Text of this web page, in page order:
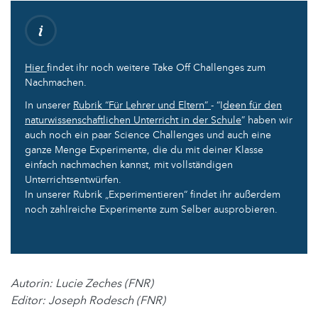
Hier findet ihr noch weitere Take Off Challenges zum
Nachmachen.
In unserer Rubrik “Für Lehrer und Eltern” - “Ideen für den
naturwissenschaftlichen Unterricht in der Schule” haben wir
auch noch ein paar Science Challenges und auch eine
ganze Menge Experimente, die du mit deiner Klasse
einfach nachmachen kannst, mit vollständigen
Unterrichtsentwürfen.
In unserer Rubrik „Experimentieren“ findet ihr außerdem
noch zahlreiche Experimente zum Selber ausprobieren.
Autorin: Lucie Zeches (FNR)
Editor: Joseph Rodesch (FNR)